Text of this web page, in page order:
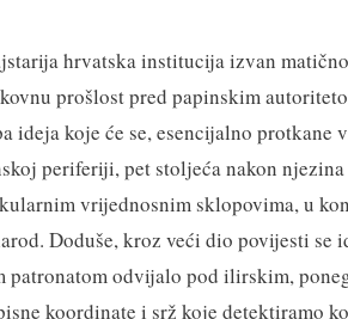
hrvatska institucija izvan
prošlost pred papinskim
ideja koje će se, esencijalno protkane
periferiji, pet stoljeća nakon
vrijednosnim sklopovima, u
Doduše, kroz veći dio povijesti se
patronatom odvijalo pod ilirskim,
koordinate i srž koje detektiramo